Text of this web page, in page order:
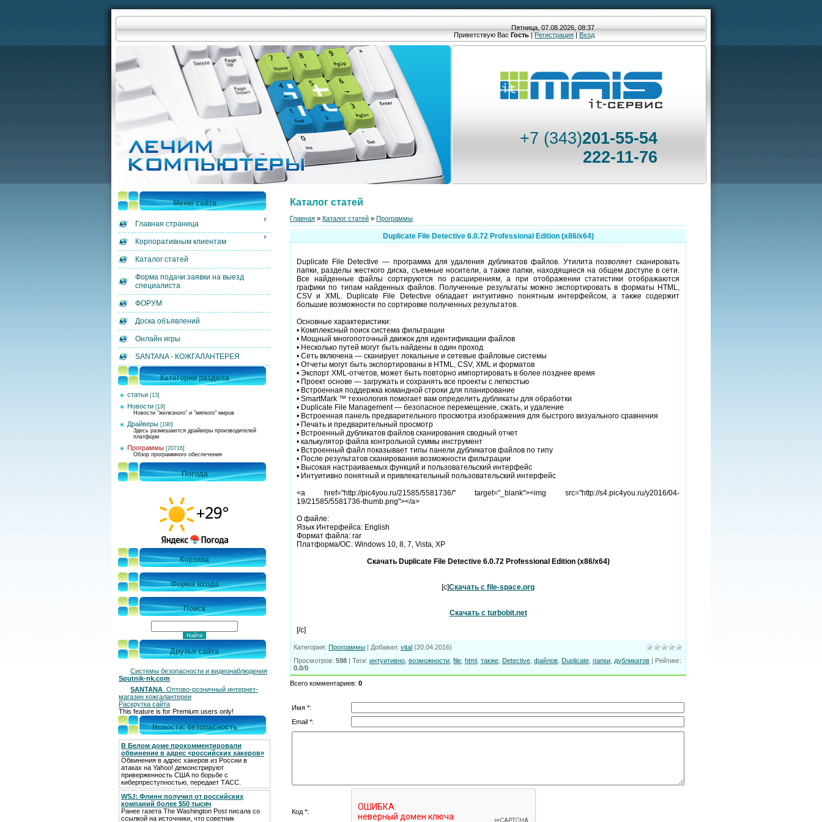
Пятница, 07.08.2026, 08:37
Приветствую Вас Гость | Регистрация | Вход
+7 (343)201-55-54
222-11-76
Меню сайта
Главная страница
Корпоративным клиентам
Каталог статей
Форма подачи заявки на выезд
специалиста
ФОРУМ
Доска объявлений
Онлайн игры
SANTANA - КОЖГАЛАНТЕРЕЯ
Категории раздела
статьи [13]
Новости [19]
Новости "железного" и "мягкого" миров
Драйверы [190]
Здесь размешаются драйверы производителей
платформ
Программы [20716]
Обзор программного обеспечения
Погода
Корзина
Форма входа
Поиск
Друзья сайта
Системы безопасности и видеонаблюдения
Sputnik-nk.com
SANTANA . Оптово-розничный интернет-
магазин кожгалантереи
Раскрутка сайта
This feature is for Premium users only!
Новости: безопасность
В Белом доме прокомментировали
обвинение в адрес «российских хакеров»
Обвинения в адрес хакеров из России в
атаках на Yahoo! демонстрируют
приверженность США по борьбе с
киберпреступностью, передает ТАСС.
WSJ: Флинн получил от российских
компаний более $50 тысяч
Ранее газета The Washington Post писала со
ссылкой на источники, что советник
Каталог статей
Главная » Каталог статей » Программы
Duplicate File Detective 6.0.72 Professional Edition (x86/x64)
Duplicate File Detective — программа для удаления дубликатов файлов. Утилита позволяет сканировать
папки, разделы жесткого диска, съемные носители, а также папки, находящиеся на общем доступе в сети.
Все найденные файлы сортируются по расширениям, а при отображении статистики отображаются
графики по типам найденных файлов. Полученные результаты можно экспортировать в форматы HTML,
CSV и XML. Duplicate File Detective обладает интуитивно понятным интерфейсом, а также содержит
большие возможности по сортировке полученных результатов.
Основные характеристики:
• Комплексный поиск система фильтрации
• Мощный многопоточный движок для идентификации файлов
• Несколько путей могут быть найдены в один проход
• Сеть включена — сканирует локальные и сетевые файловые системы
• Отчеты могут быть экспортированы в HTML, CSV, XML и форматов
• Экспорт XML-отчетов, может быть повторно импортировать в более позднее время
• Проект основе — загружать и сохранять все проекты с легкостью
• Встроенная поддержка командной строки для планирование
• SmartMark ™ технология помогает вам определить дубликаты для обработки
• Duplicate File Management — безопасное перемещение, сжать, и удаление
• Встроенная панель предварительного просмотра изображения для быстрого визуального сравнения
• Печать и предварительный просмотр
• Встроенный дубликатов файлов сканирования сводный отчет
• калькулятор файла контрольной суммы инструмент
• Встроенный файл показывает типы панели дубликатов файлов по типу
• После результатов сканирования возможности фильтрации
• Высокая настраиваемых функций и пользовательский интерфейс
• Интуитивно понятный и привлекательный пользовательский интерфейс
<a href="http://pic4you.ru/21585/5581736/" target="_blank"><img src="http://s4.pic4you.ru/y2016/04-
19/21585/5581736-thumb.png"></a>
О файле:
Язык Интерфейса: English
Формат файла: rar
Платформа/ОС: Windows 10, 8, 7, Vista, XP
Скачать Duplicate File Detective 6.0.72 Professional Edition (x86/x64)
[c]Скачать с file-space.org
Скачать с turbobit.net
[/c]
Категория: Программы Добавил: vital (20.04.2016)
Просмотров: 598 Теги: интуитивно возможности file html также Detective файлов Duplicate папки дубликатов Рейтинг:
0.0/0
Всего комментариев: 0
Имя *:
Email *:
Код *: